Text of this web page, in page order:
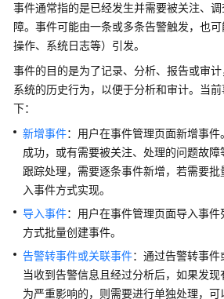
册
产
品
介
绍
计
费
说
明
快
速
入
门
事件通常指的是已经发生并需要被关注、
障。事件可能由一条或多条告警触发，也
操作、系统日志等）引发。
事件的目的是为了记录、分析、报告或审
系统的历史行为，以便于分析和审计。当
下：
新增事件：用户在事件管理页面新增事
成功，或有需要被关注、处理的问题故
跟踪处理，需要逐条事件新增，若需要
入事件方式实现。
导入事件：用户在事件管理页面导入事
方式批量创建事件。
告警转事件或关联事件：通过告警转事件
当收到告警信息且经过分析后，如果发
为严重影响的，则需要进行单独处理，